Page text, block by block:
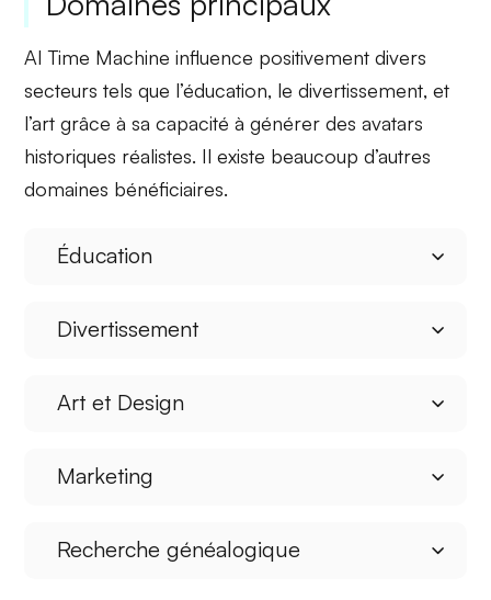
AI Time Machine influence positivement divers
secteurs tels que l’éducation, ledivertissement, et
l’art grâce à sa capacité à générer des avatars
historiques réalistes. Il existe beaucoup d’autres
domaines bénéficiaires.
Éducation
Divertissement
Art et Design
Marketing
Recherche généalogique